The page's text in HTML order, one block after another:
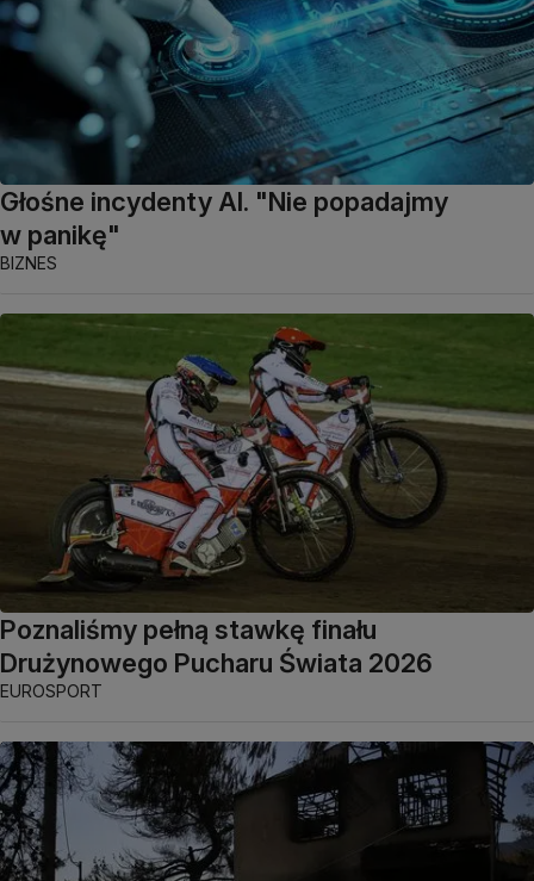
Głośne incydenty AI. "Nie popadajmy
w panikę"
BIZNES
Poznaliśmy pełną stawkę finału
Drużynowego Pucharu Świata 2026
EUROSPORT